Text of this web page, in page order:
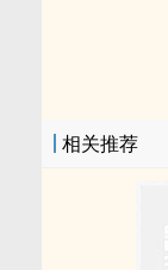
相关推荐